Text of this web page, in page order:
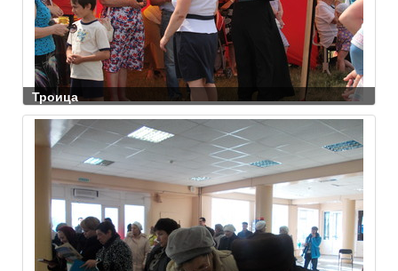
Троица